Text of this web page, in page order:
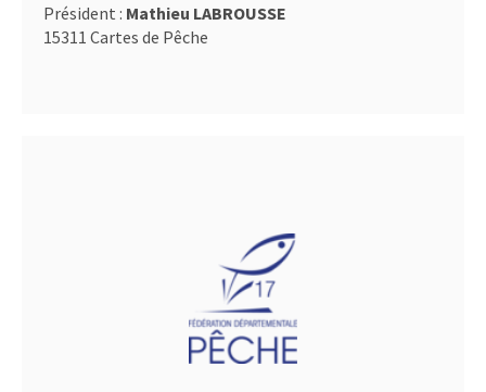
Président : Mathieu LABROUSSE
15311 Cartes de Pêche